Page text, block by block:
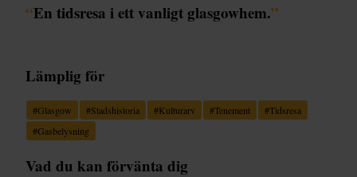
“En tidsresa i ett vanligt glasgowhem.”
Lämplig för
#Glasgow #Stadshistoria #Kulturarv #Tenement #Tidsresa
#Gasbelysning
Vad du kan förvänta dig